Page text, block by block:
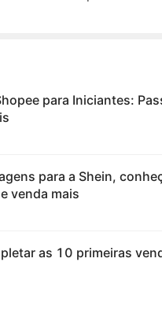
para Iniciantes:
para a Shein,
venda mais
as 10 primeiras